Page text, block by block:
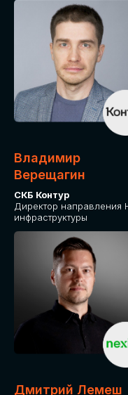
Владимир
Верещагин
СКБ Контур
Директор направления
инфраструктуры
Дмитрий Лемеш
ДЛЯ ОПЛАТЫ
ОТ
Оплата через сервис